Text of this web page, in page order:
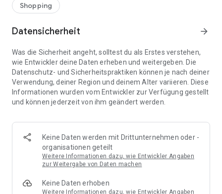
⚡ Superschnell & einfach: Liste in Sekunden erstellen und
sofort loslegen.
📱 Immer dabei: Deine Einkaufsliste ist jederzeit auf deinem
🤝 Teilen leicht gemacht: Lade andere ein und erledigt den
Einkauf gemeinsam.
🍳 Zutaten direkt aus Rezepten übernehmen: Importiere
Zutaten von Rezept-Webseiten und verwandle sie
🚀 DEINE VORTEILE IM ALLTAG
* Nie wieder doppelte Einkäufe
* Kein Chaos mehr beim Einkaufen
* Bessere Abstimmung mit Familie & Freunden
* Perfekt für die Essensplanung
Shopping
Datensicherheit arrow_forward
Was die Sicherheit angeht, solltest du als Erstes verstehen,
wie Entwickler deine Daten erheben und weitergeben. Die
Datenschutz- und Sicherheitspraktiken können je nach deiner
Verwendung, deiner Region und deinem Alter variieren. Diese
Informationen wurden vom Entwickler zur Verfügung gestellt
und können jederzeit von ihm geändert werden.
Keine Daten werden mit Drittunternehmen oder -
organisationen geteilt
Weitere Informationen dazu, wie Entwickler Angaben
zur Weitergabe von Daten machen
Keine Daten erhoben
Weitere Informationen dazu, wie Entwickler Angaben